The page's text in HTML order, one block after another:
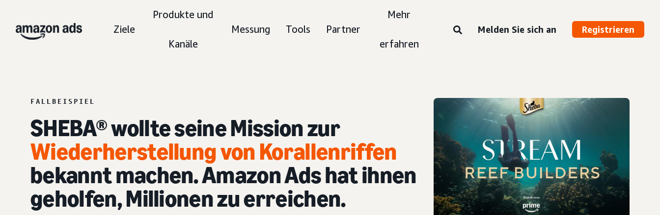
Ziele
Produkte und
Kanäle
Messung Tools Partner
Mehr
erfahren
Melden Sie sich an Registrieren
FALLBEISPIEL
SHEBA® wollte seine Mission zur
Wiederherstellung von Korallenriffen
bekannt machen. Amazon Ads hat ihnen
geholfen, Millionen zu erreichen.